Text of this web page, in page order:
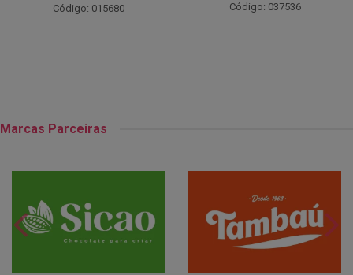
Código: 037536 Código: 001124
Marcas Parceiras